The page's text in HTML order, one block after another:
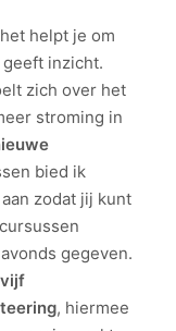
helpt je om
inzicht.
zich over het
stroming in
bied ik
zodat jij kunt
gegeven.
vijf
, hiermee